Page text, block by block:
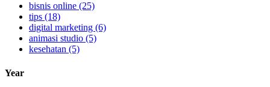
bisnis online (25)
tips (18)
digital marketing (6)
animasi studio (5)
kesehatan (5)
Year